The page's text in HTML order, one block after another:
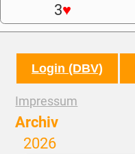
3♥
Login (DBV)
Impressum
Archiv
2026